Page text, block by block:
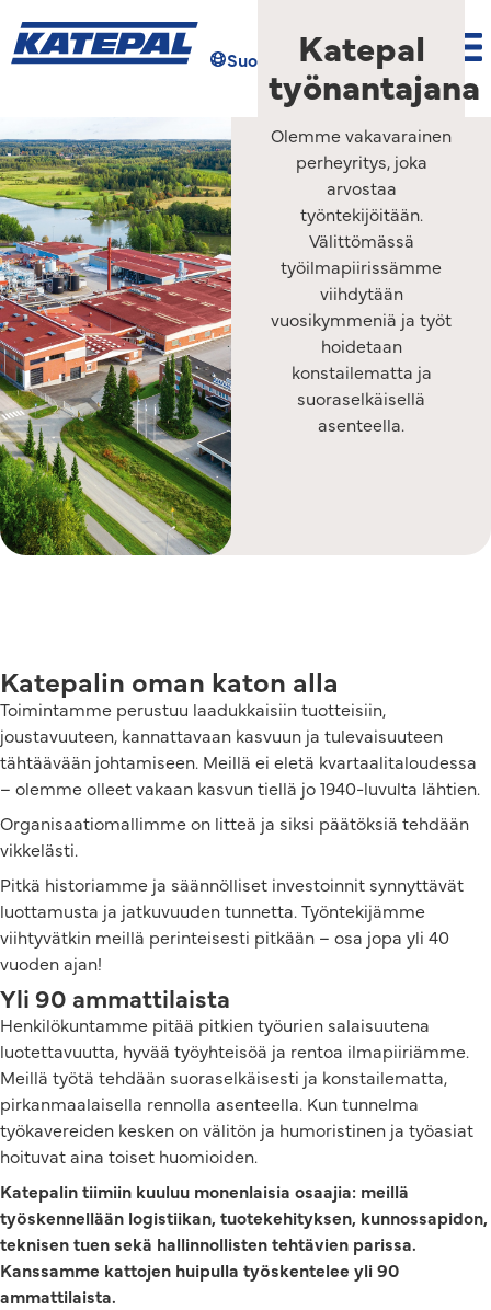
Suomi Hae
Katepal
työnantajana
Olemme vakavarainen
perheyritys, joka
arvostaa
työntekijöitään.
Välittömässä
työilmapiirissämme
viihdytään
vuosikymmeniä ja työt
hoidetaan
konstailematta ja
suoraselkäisellä
asenteella.
Katepalin oman katon alla
Toimintamme perustuu laadukkaisiin tuotteisiin,
joustavuuteen, kannattavaan kasvuun ja tulevaisuuteen
tähtäävään johtamiseen. Meillä ei eletä kvartaalitaloudessa
– olemme olleet vakaan kasvun tiellä jo 1940-luvulta lähtien.
Organisaatiomallimme on litteä ja siksi päätöksiä tehdään
vikkelästi.
Pitkä historiamme ja säännölliset investoinnit synnyttävät
luottamusta ja jatkuvuuden tunnetta. Työntekijämme
viihtyvätkin meillä perinteisesti pitkään – osa jopa yli 40
vuoden ajan!
Yli 90 ammattilaista
Henkilökuntamme pitää pitkien työurien salaisuutena
luotettavuutta, hyvää työyhteisöä ja rentoa ilmapiiriämme.
Meillä työtä tehdään suoraselkäisesti ja konstailematta,
pirkanmaalaisella rennolla asenteella. Kun tunnelma
työkavereiden kesken on välitön ja humoristinen ja työasiat
hoituvat aina toiset huomioiden.
Katepalin tiimiin kuuluu monenlaisia osaajia: meillä
työskennellään logistiikan, tuotekehityksen, kunnossapidon,
teknisen tuen sekä hallinnollisten tehtävien parissa.
Kanssamme kattojen huipulla työskentelee yli 90
ammattilaista.